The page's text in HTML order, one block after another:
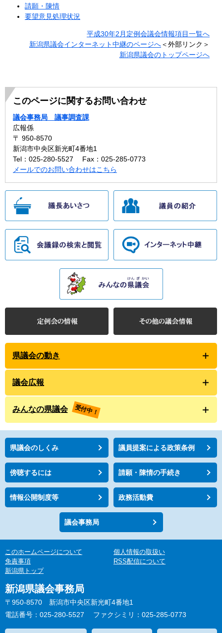
請願・陳情
要望意見処理状況
平成30年2月定例会議会情報項目一覧へ
新潟県議会インターネット中継のページへ＜外部リンク＞
新潟県議会のトップページへ
このページに関するお問い合わせ
議会事務局 議事調査課
広報係
〒 950-8570
新潟市中央区新光町4番地1
Tel：025-280-5527
Fax：025-285-0773
メールでのお問い合わせはこちら
県議会の動き
議会広報
みんなの県議会 受付中！
県議会のしくみ 議員提案による政策条例
傍聴するには 請願・陳情の手続き
情報公開制度等 政務活動費
議会事務局
このホームページについて
個人情報の取扱い
免責事項
RSS配信について
新潟県トップ
新潟県議会事務局
〒950-8570 新潟市中央区新光町4番地1
電話番号：025-280-5527
ファクシミリ：025-285-0773